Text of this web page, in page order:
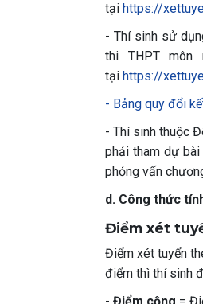
tại https://
- Thí sinh sử
thi THPT môn
tại https://
- Bảng quy đổi
- Thí sinh thuộc
phải tham dự
phỏng vấn
d. Công thức
Điểm xét
Điểm xét tuyển
điểm thì thí sinh